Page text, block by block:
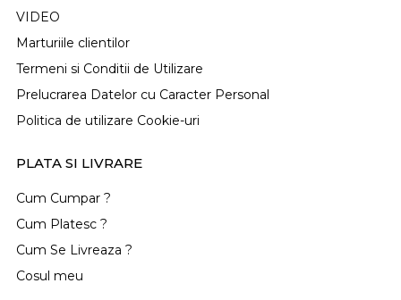
VIDEO
Marturiile clientilor
Termeni si Conditii de Utilizare
Prelucrarea Datelor cu Caracter Personal
Politica de utilizare Cookie-uri
PLATA SI LIVRARE
Cum Cumpar ?
Cum Platesc ?
Cum Se Livreaza ?
Cosul meu